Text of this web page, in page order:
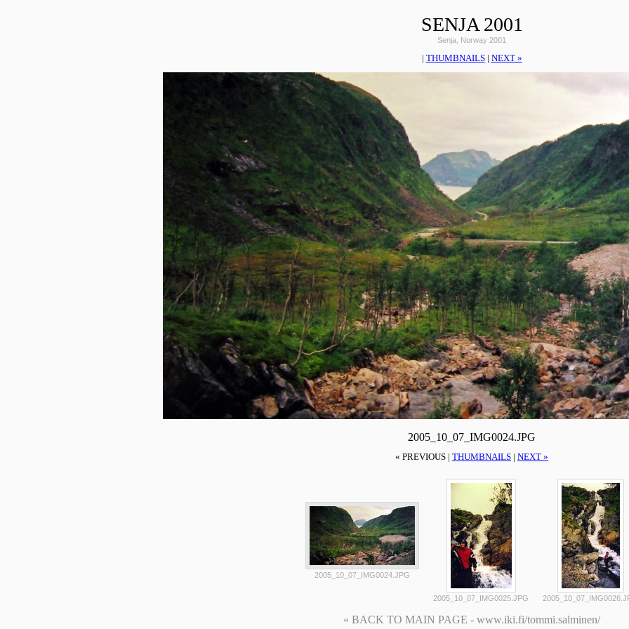
SENJA 2001
Senja, Norway 2001
| THUMBNAILS| NEXT »
2005_10_07_IMG0024.JPG
« PREVIOUS | THUMBNAILS NEXT »
2005_10_07_IMG0024.JPG
2005_10_07_IMG0025.JPG
« BACK TO MAIN PAGE - www.iki.fi/tommi.salminen/